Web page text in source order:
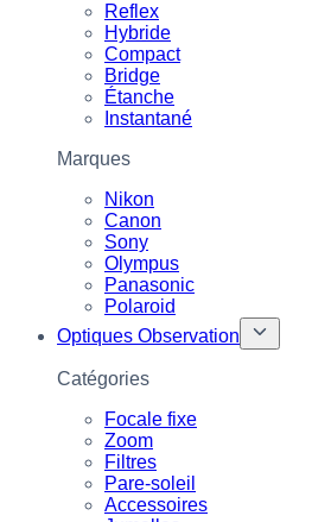
Reflex
Hybride
Compact
Bridge
Étanche
Instantané
Marques
Nikon
Canon
Sony
Olympus
Panasonic
Polaroid
Optiques Observation
Catégories
Focale fixe
Zoom
Filtres
Pare-soleil
Accessoires